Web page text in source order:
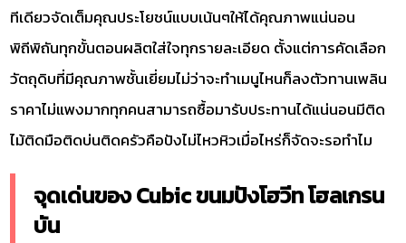
ทีเดียวจัดเต็มคุณประโยชน์แบบเน้นๆให้ได้คุณภาพแน่นอน
พิถีพิถันทุกขั้นตอนผลิตใส่ใจทุกรายละเอียด ตั้งแต่การคัดเลือก
วัตถุดิบที่มีคุณภาพชั้นเยี่ยมไม่ว่าจะทำเมนูไหนก็ลงตัวทานเพลิน
ราคาไม่แพงมากทุกคนสามารถซื้อมารับประทานได้แน่นอนมีติด
ไม้ติดมือติดบ่นติดครัวคือปังไม่ไหวหิวเมื่อไหร่ก็จัดจะรอทำไม
จุดเด่นของ Cubic ขนมปังโฮวีท โฮลเกรน
บัน